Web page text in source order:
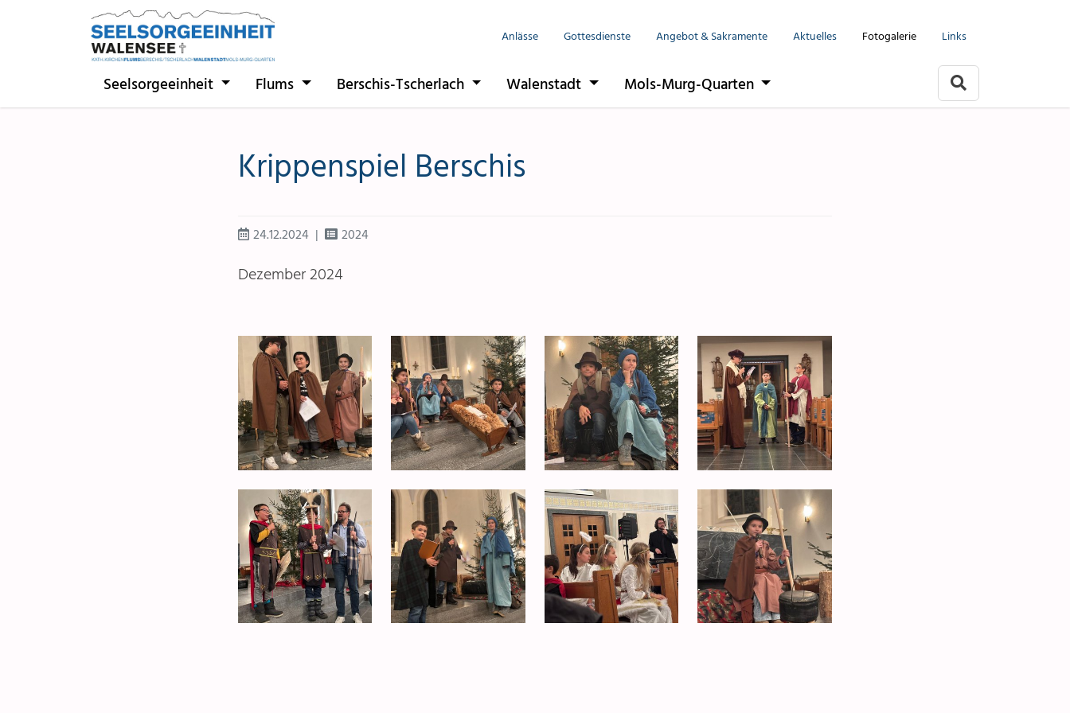
Direkt zur Hauptnavigation springen
Direkt zum Inhalt springen
Anlässe Gottesdienste Angebot & Sakramente Aktuelles Fotogalerie Links
Seelsorgeeinheit Flums Berschis-Tscherlach Walenstadt Mols-Murg-Quarten
Krippenspiel Berschis
24.12.2024 2024
Dezember 2024